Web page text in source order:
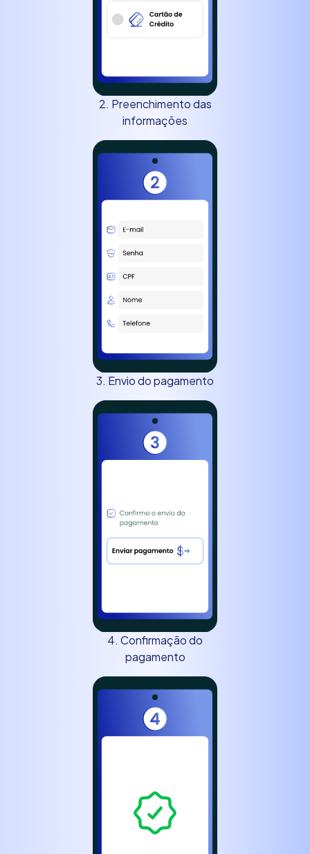
2. Preenchimento das
informações
3. Envio do pagamento
4. Confirmação do
pagamento